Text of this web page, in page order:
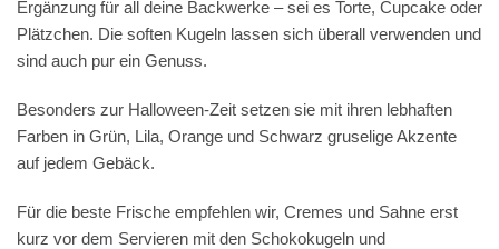
Ergänzung für all deine Backwerke – sei es Torte, Cupcake oder
Plätzchen. Die soften Kugeln lassen sich überall verwenden und
sind auch pur ein Genuss.
Besonders zur Halloween-Zeit setzen sie mit ihren lebhaften
Farben in Grün, Lila, Orange und Schwarz gruselige Akzente
auf jedem Gebäck.
Für die beste Frische empfehlen wir, Cremes und Sahne erst
kurz vor dem Servieren mit den Schokokugeln und